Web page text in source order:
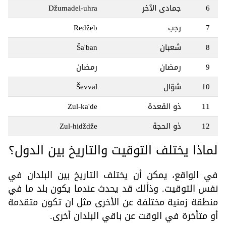
6
جمادى الآخر
Džumadel-uhra
7
رجب
Redžeb
8
شعبان
Ša'ban
9
رمضان
رمضان
10
شوّال
Ševval
11
ذو القعدة
Zul-ka'de
12
ذو الحجة Zul-hidždže
لماذا يختلف التوقيت والتاريخ بين الدول؟
في الواقع، يمكن أن يختلف التاريخ بين البلدان في
نفس التوقيت. وذألك قد يحدث عندما يكون بلد ما في
منطقة زمنية مختلفة عن الأخرى مثل ان تكون متقدمة
أو متأخرة في الوقت عن باقي البلدان أخرى.